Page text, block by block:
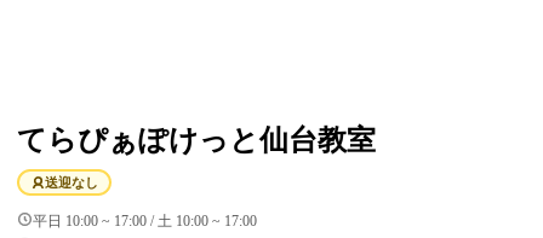
てらぴぁぽけっと仙台教室
送迎なし
平日 10:00 ~ 17:00 / 土 10:00 ~ 17:00